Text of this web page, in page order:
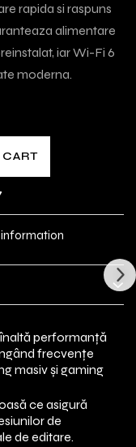
rapida si raspuns
alimentare
iar Wi-Fi 6
moderna.
CART
performanță
frecvențe
masiv și gaming
ce asigură
de
de editare.